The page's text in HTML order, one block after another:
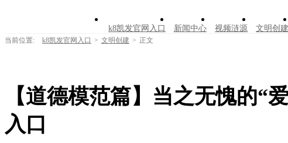
k8凯发官网入口 新闻中心 视频涟源 文明创建
当前位置: k8凯发官网入口 > 文明创建 > 正文
【道德模范篇】当之无愧的“
入口